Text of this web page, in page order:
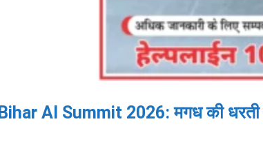
Bihar AI Summit 2026: मगध की धरती